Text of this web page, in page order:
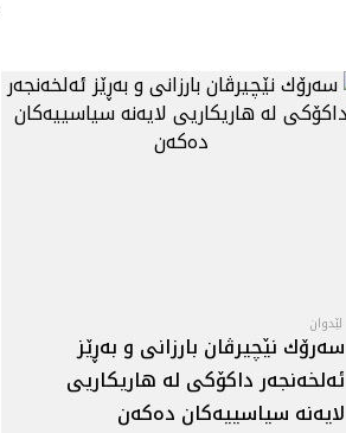
لێدوان
سه‌رۆك نێچيرڤان بارزانى و به‌ڕێز
ئه‌لخه‌نجه‌ر داكۆكى له‌ هاريكاريى
لايه‌نه‌ سياسييه‌كان ده‌كه‌ن